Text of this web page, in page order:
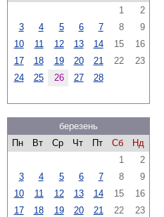
1
2
3
4 5 6 7 8
9
10
11 12 13 14 15
16
17
18 19 20 21 22
23
24
25 26 27 28
березень
Пн
Вт Ср Чт Пт Сб
Нд
1
2
3
4 5 6 7 8
9
10
11 12 13 14 15
16
17
18 19 20 21 22
23